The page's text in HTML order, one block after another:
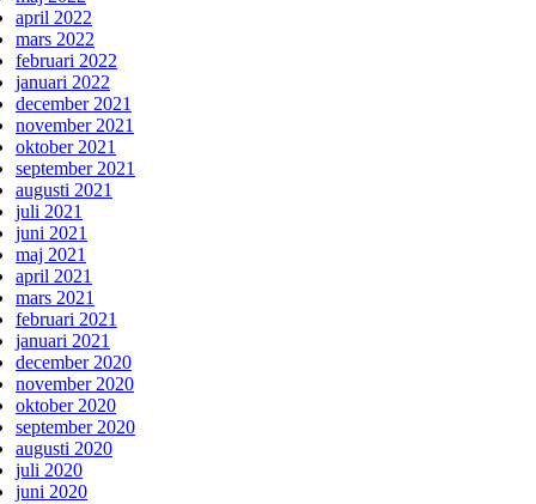
april 2022
mars 2022
februari 2022
januari 2022
december 2021
november 2021
oktober 2021
september 2021
augusti 2021
juli 2021
juni 2021
maj 2021
april 2021
mars 2021
februari 2021
januari 2021
december 2020
november 2020
oktober 2020
september 2020
augusti 2020
juli 2020
juni 2020